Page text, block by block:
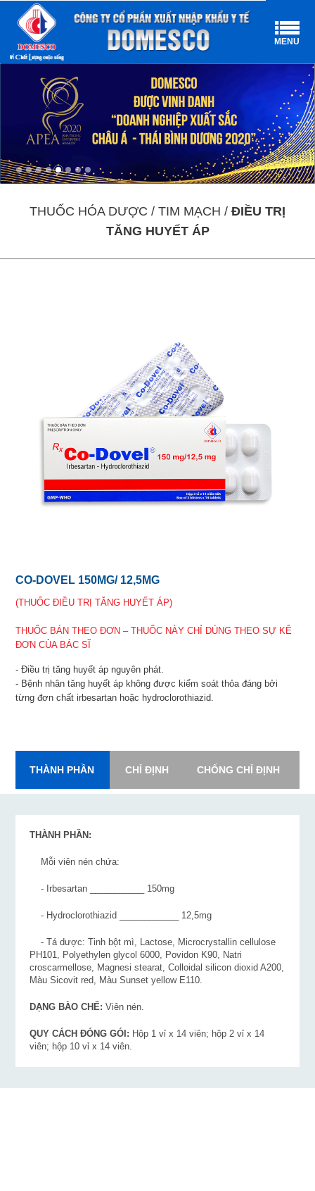
MENU
THUỐC HÓA DƯỢC / TIM MẠCH / ĐIỀU TRỊ
TĂNG HUYẾT ÁP
CO-DOVEL 150MG/ 12,5MG
(THUỐC ĐIỀU TRỊ TĂNG HUYẾT ÁP)
THUỐC BÁN THEO ĐƠN – THUỐC NÀY CHỈ DÙNG THEO SỰ KÊ
ĐƠN CỦA BÁC SĨ
- Điều trị tăng huyết áp nguyên phát.
- Bệnh nhân tăng huyết áp không được kiểm soát thỏa đáng bởi
từng đơn chất irbesartan hoặc hydroclorothiazid.
THÀNH PHẦN CHỈ ĐỊNH CHỐNG CHỈ ĐỊNH
THÀNH PHẦN:
Mỗi viên nén chứa:
- Irbesartan ___________ 150mg
- Hydroclorothiazid ____________ 12,5mg
- Tá dược: Tinh bột mì, Lactose, Microcrystallin cellulose
PH101, Polyethylen glycol 6000, Povidon K90, Natri
croscarmellose, Magnesi stearat, Colloidal silicon dioxid A200,
Màu Sicovit red, Màu Sunset yellow E110.
DẠNG BÀO CHẾ:Viên nén.
QUY CÁCH ĐÓNG GÓI: Hộp 1 vỉ x 14 viên; hộp 2 vỉ x 14
viên; hộp 10 vỉ x 14 viên.